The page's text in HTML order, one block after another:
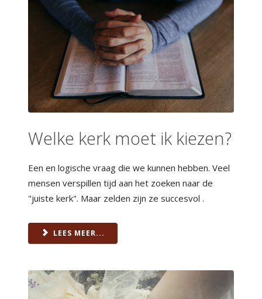
Welke kerk moet ik kiezen?
Een en logische vraag die we kunnen hebben. Veel
mensen verspillen tijd aan het zoeken naar de
"juiste kerk". Maar zelden zijn ze succesvol .
LEES MEER...